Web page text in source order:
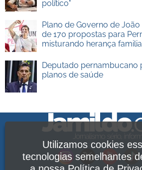
político"
Plano de Governo de
de 170 propostas para
misturando herança
Deputado pernambucano
planos de saúde
Utilizamos cookies
tecnologias semelhantes